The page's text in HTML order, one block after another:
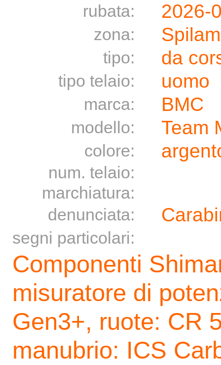
rubata: 2026-
zona:
tipo: da
tipo telaio: uomo
marca: BMC
modello: Team
colore:
num. telaio:
marchiatura:
denunciata:
segni particolari:
Componenti
misuratore di
Gen3+, ruote: CR
manubrio: ICS